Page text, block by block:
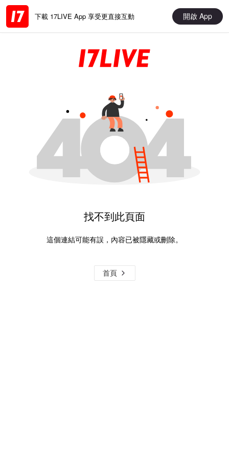
下載 17LIVE App 享受更直接互動 開啟 App
找不到此頁面
這個連結可能有誤，內容已被隱藏或刪除。
首頁